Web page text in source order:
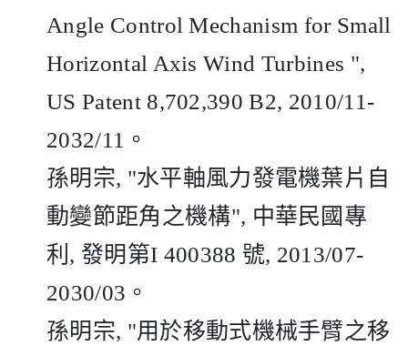
Angle Control Mechanism for Small
Horizontal Axis Wind Turbines ",
US Patent 8,702,390 B2, 2010/11-
2032/11 。
孫明宗, "水平軸風力發電機葉片自
動變節距角之機構", 中華民國專
利 , 發明第I 400388 號, 2013/07-
2030/03 。
孫明宗, "用於移動式機械手臂之移